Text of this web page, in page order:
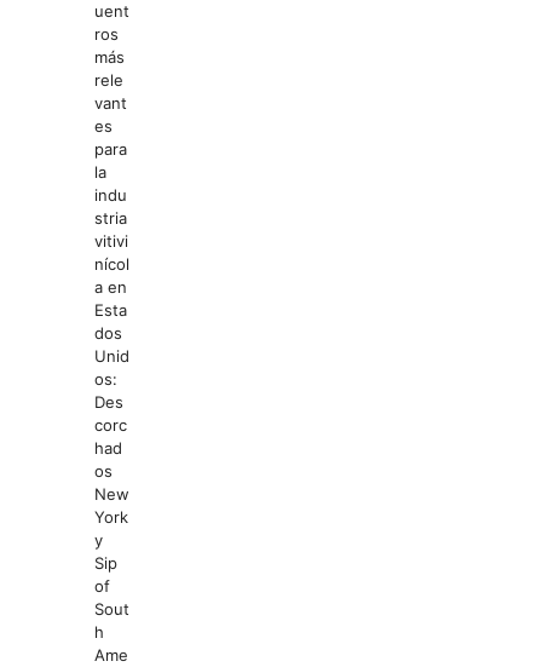
uent
ros
más
rele
vant
es
para
la
indu
stria
vitivi
nícol
a en
Esta
dos
Unid
os:
Des
corc
had
os
New
York
y
Sip
of
Sout
h
Ame